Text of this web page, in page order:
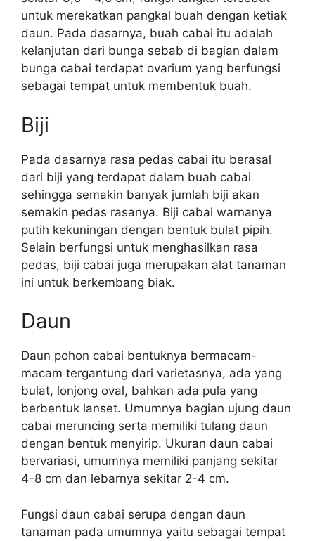
untuk merekatkan pangkal buah dengan ketiak
daun. Pada dasarnya, buah cabai itu adalah
kelanjutan dari bunga sebab di bagian dalam
bunga cabai terdapat ovarium yang berfungsi
sebagai tempat untuk membentuk buah.
Biji
Pada dasarnya rasa pedas cabai itu berasal
dari biji yang terdapat dalam buah cabai
sehingga semakin banyak jumlah biji akan
semakin pedas rasanya. Biji cabai warnanya
putih kekuningan dengan bentuk bulat pipih.
Selain berfungsi untuk menghasilkan rasa
pedas, biji cabai juga merupakan alat tanaman
ini untuk berkembang biak.
Daun
Daun pohon cabai bentuknya bermacam-
macam tergantung dari varietasnya, ada yang
bulat, lonjong oval, bahkan ada pula yang
berbentuk lanset. Umumnya bagian ujung daun
cabai meruncing serta memiliki tulang daun
dengan bentuk menyirip. Ukuran daun cabai
bervariasi, umumnya memiliki panjang sekitar
4-8 cm dan lebarnya sekitar 2-4 cm.
Fungsi daun cabai serupa dengan daun
tanaman pada umumnya yaitu sebagai tempat